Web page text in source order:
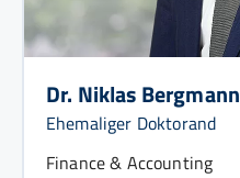
Dr. Niklas Bergmann
Ehemaliger Doktorand
Finance & Accounting